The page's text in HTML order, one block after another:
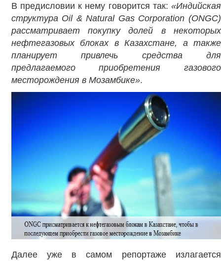
В предисловии к нему говорится так: «Индийская
структура Oil &Natural Gas Corporation (ONGC)
рассматривает покупку долей в некоторых
нефтегазовых блоках в Казахстане, а также
планирует привлечь средства для
предлагаемого приобретения газового
месторождения в Мозамбике».
Далее уже в самом репортаже излагается